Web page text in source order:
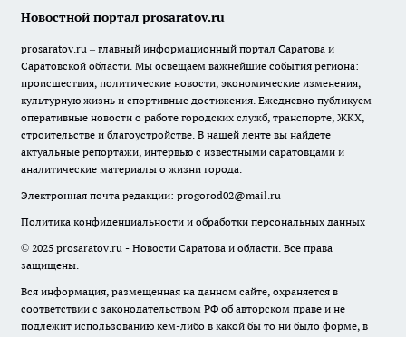
Новостной портал prosaratov.ru
prosaratov.ru – главный информационный портал Саратова и
Саратовской области. Мы освещаем важнейшие события региона:
происшествия, политические новости, экономические изменения,
культурную жизнь и спортивные достижения. Ежедневно публикуем
оперативные новости о работе городских служб, транспорте, ЖКХ,
строительстве и благоустройстве. В нашей ленте вы найдете
актуальные репортажи, интервью с известными саратовцами и
аналитические материалы о жизни города.
Электронная почта редакции: progorod02@mail.ru
Политика конфиденциальности и обработки персональных данных
© 2025 prosaratov.ru - Новости Саратова и области. Все права
защищены.
Вся информация, размещенная на данном сайте, охраняется в
соответствии с законодательством РФ об авторском праве и не
подлежит использованию кем-либо в какой бы то ни было форме, в